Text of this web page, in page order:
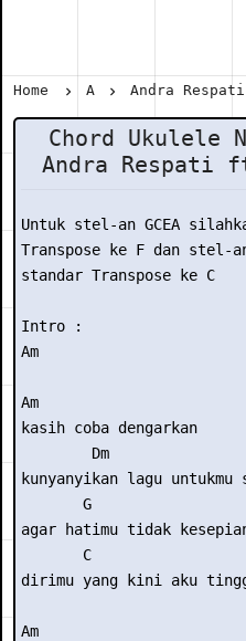
Home A Andra Respati
Chord Ukulele
Andra Respati
Untuk stel-an GCEA
Transpose ke F dan stel-
standar Transpose ke C
Intro :
Am
Am
kasih coba dengarkan
        Dm
kunyanyikan lagu untukmu
       G
agar hatimu tidak
C
dirimu yang kini aku
Am